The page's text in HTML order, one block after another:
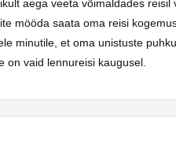
aega veeta võimaldades
mööda saata oma reisi
minutile, et oma unistuste
on vaid lennureisi kaugusel.